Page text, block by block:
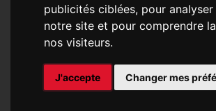
publicités ciblées, pour
notre site et pour comprendre
nos visiteurs.
J'accepte Changer mes
Nous récupérons les
Une erreur est survenue :
informations processus
informations commerciales